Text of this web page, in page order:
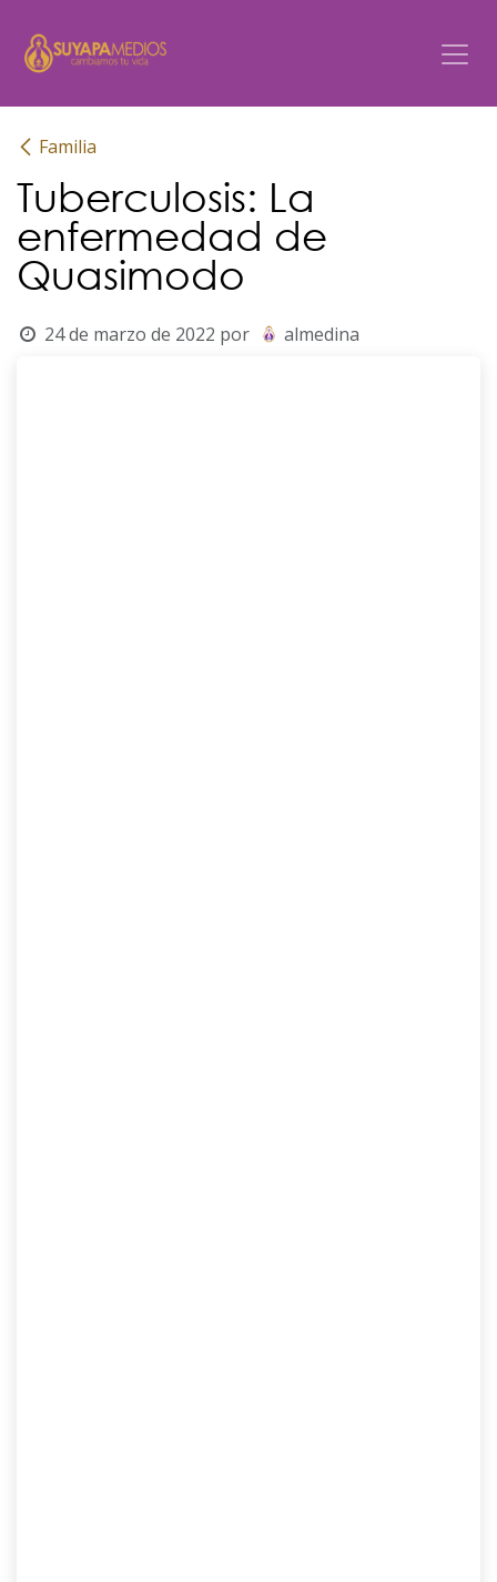
Familia
Tuberculosis: La
enfermedad de
Quasimodo
24 de marzo de 2022 por almedina